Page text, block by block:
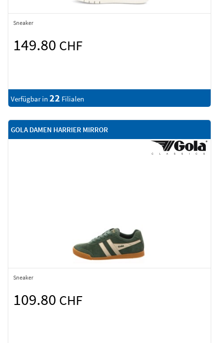
Sneaker
149.80 CHF
Verfügbar in 22 Filialen
GOLA DAMEN HARRIER MIRROR
Sneaker
109.80 CHF